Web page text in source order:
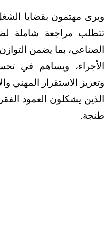
ويرى مهتمون بقضايا
تتطلب مراجعة شاملة
الصناعي، بما يضمن
الأجراء، ويساهم في
وتعزيز الاستقرار المهني
الذين يشكلون العمود
طنجة.